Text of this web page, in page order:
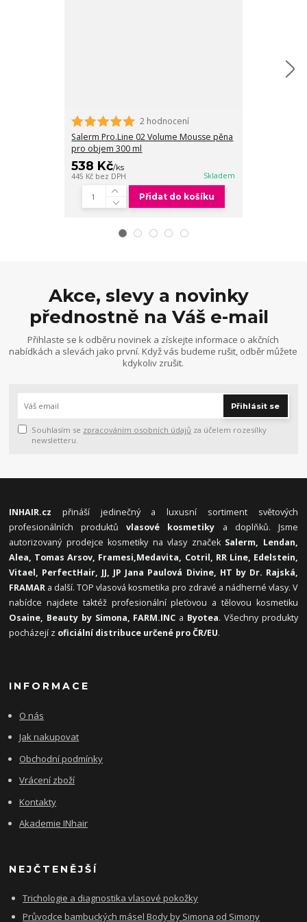
2 hodnocení
Salerm Pro.Line 02 Volume Mousse pěna
pro objem 300 ml
538 Kč/ks
445 Kč bez DPH Skladem
Přidat do košíku
Akce, slevy a novinky
přednostně na Váš e-mail
Přihlaste se k odběru novinek a získejte informace o akčních
nabídkách a slevách jako první. Když vás budeme rušit, odběr můžete
kdykoliv zrušit.
Přihlásit se
Souhlasím se zpracováním osobních údajů za účelem rozesílky
newsletteru.
INHAIR.cz přináší jedinečný a luxusní sortiment světových
profesionálních produktůvlasové kosmetiky a doplňků. Jsme
autorizovaný prodejce kosmetiky na vlasy značek Salerm, Lendan,
Alea, Tomas Arsov, Framesi,Medavita, Cotril, RR Line, Edelstein,
Vitael, PerfectHair, JJ, JP Jana Paulová Divine, HT by Dr. Rajská,
FRAMAR a další. TOP vlasová kosmetika pro zdravé a nádherné vlasy. V
nabídce najdete taktéž profesionální pleťovou a tělovou kosmetiku
Osaine, Beauty by Simona, FARM.INC a Byotea. Všechny produkty
pocházejí z oficiální distribuce určené pro ČR/EU.
INFORMACE
O nás
Jak nakupovat
Obchodní podmínky
Vrácení zboží
Kontakty
Akademie INhair
NEJČTENĚJŠÍ
Trichologie a diagnostika vlasové pokožky
Průvodce bambuckých másel Body by Simona od Simony